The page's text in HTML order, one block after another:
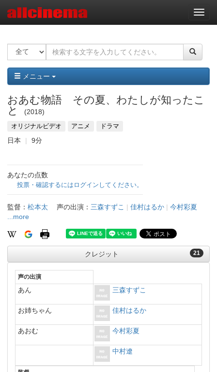
ナ
ビ
ー
ョ
ン
メニュー
おあむ物語 その夏、わたしが知ったこ
と
2018
オリジナルビデオ アニメ ドラマ
日本 9分
あなたの点数
投票・確認するにはログインしてください。
監督： 松本太 声の出演： 三森すずこ | 佳村はるか | 今村彩夏
...more
21
クレジット
声の出演
あん 三森すずこ
お姉ちゃん 佳村はるか
あおむ 今村彩夏
中村遼